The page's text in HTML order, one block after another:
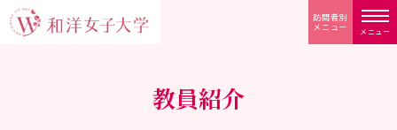
メニュー
訪問者別
メニュー
教員紹介